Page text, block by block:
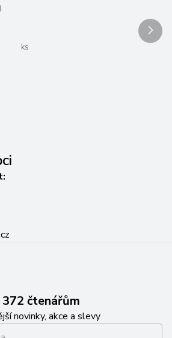
ks
čtenářům
novinky, akce a slevy